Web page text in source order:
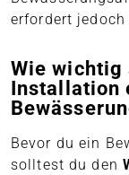
erfordert
Wie wichtig
Installation
Bevor du ein
solltest du den